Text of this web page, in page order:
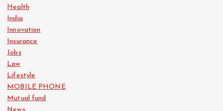
Health
India
Innovation
Insurance
Jobs
Law
Lifestyle
MOBILE PHONE
Mutual fund